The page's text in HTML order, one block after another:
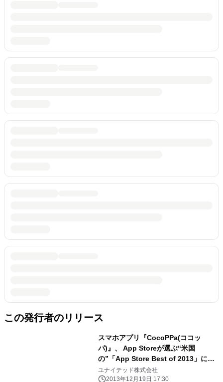
この発行者のリリース
スマホアプリ『CocoPPa(ココッ
パ)』、 App Storeが選ぶ“米国
の”「App Store Best of 2013」に選
出
ユナイテッド株式会社
2013年12月19日 17:30